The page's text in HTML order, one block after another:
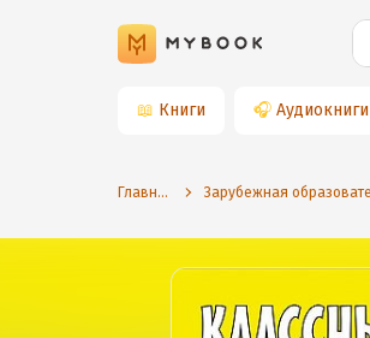
📖 Книги 🎧 Аудиокниги
Главная